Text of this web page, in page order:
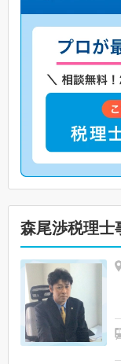
森尾渉税理士